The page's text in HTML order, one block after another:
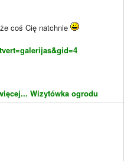
coś Cię natchnie
Wizytówka ogrodu